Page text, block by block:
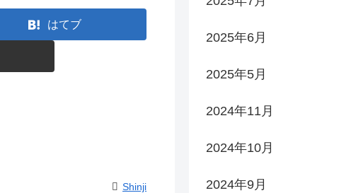
はてブ
Shinji
2025年6月
2025年5月
2024年11月
2024年10月
2024年9月